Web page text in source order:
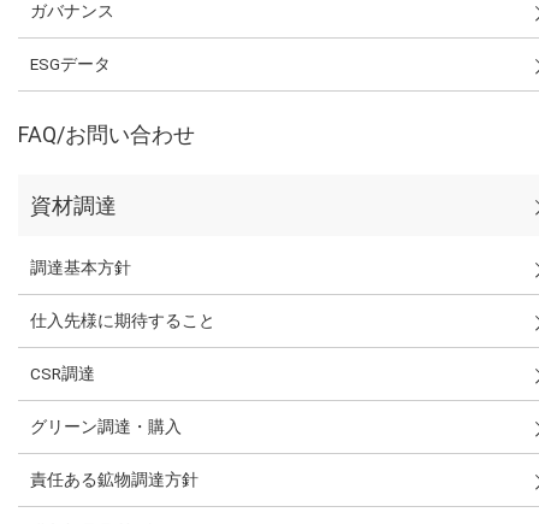
ガバナンス
ESGデータ
FAQ/お問い合わせ
資材調達
調達基本方針
仕入先様に期待すること
CSR調達
グリーン調達・購入
責任ある鉱物調達方針